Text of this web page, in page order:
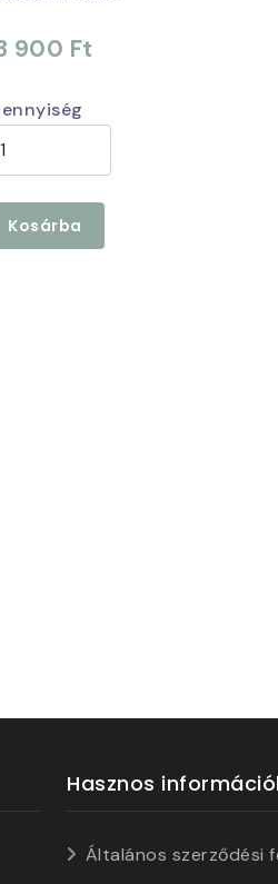
900 Ft
Kosárba
Hasznos
Általános szerződési